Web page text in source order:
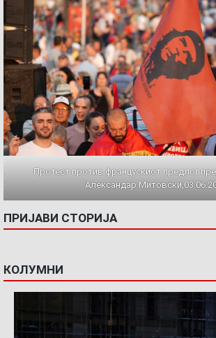
Протест против францускиот предлог
Александар
ПРИЈАВИ СТОРИЈА
КОЛУМНИ